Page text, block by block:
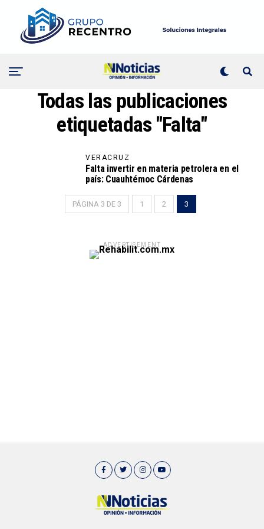
Todas las publicaciones
etiquetadas "Falta"
VERACRUZ
Falta invertir en materia petrolera en el
país: Cuauhtémoc Cárdenas
PÁGINA 3 DE 3 1 2 3
ADVERTISEMENT